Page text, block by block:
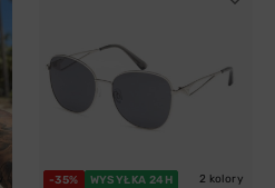
-35% WYSYŁKA 24H 2 kolory